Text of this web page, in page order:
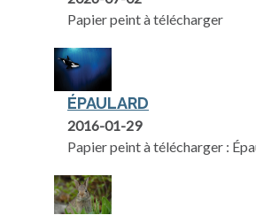
Papier peint à télécharger
ÉPAULARD
2016-01-29
Papier peint à télécharger :